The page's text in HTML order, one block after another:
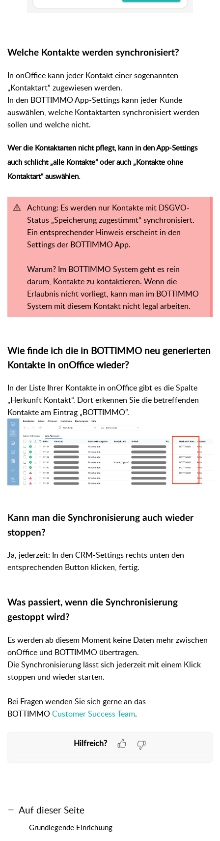
Welche Kontakte werden synchronisiert?
In onOffice kann jeder Kontakt einer sogenannten
„Kontaktart“ zugewiesen werden.
In den BOTTIMMO App-Settings kann jeder Kunde
auswählen, welche Kontaktarten synchronisiert werden
sollen und welche nicht.
Wer die Kontaktarten nicht pflegt, kann in den App-Settings
auch schlicht „alle Kontakte“ oder auch „Kontakte ohne
Kontaktart“ auswählen.
Achtung: Es werden nur Kontakte mit DSGVO-
Status „Speicherung zugestimmt“ synchronisiert.
Ein entsprechender Hinweis erscheint in den
Settings der BOTTIMMO App.
Warum? Im BOTTIMMO System geht es rein
darum, Kontakte zu kontaktieren. Wenn die
Erlaubnis nicht vorliegt, kann man im BOTTIMMO
System mit diesem Kontakt nicht legal arbeiten.
Wie finde ich die in BOTTIMMO neu generierten
Kontakte in onOffice wieder?
In der Liste Ihrer Kontakte in onOffice gibt es die Spalte
„Herkunft Kontakt“. Dort erkennen Sie die betreffenden
Kontakte am Eintrag „BOTTIMMO“.
Kann man die Synchronisierung auch wieder
stoppen?
Ja, jederzeit: In den CRM-Settings rechts unten den
entsprechenden Button klicken, fertig.
Was passiert, wenn die Synchronisierung
gestoppt wird?
Es werden ab diesem Moment keine Daten mehr zwischen
onOffice und BOTTIMMO übertragen.
Die Synchronisierung lässt sich jederzeit mit einem Klick
stoppen und wieder starten.
Bei Fragen wenden Sie sich gerne an das
BOTTIMMO Customer Success Team.
Hilfreich?
Auf dieser Seite
Grundlegende Einrichtung